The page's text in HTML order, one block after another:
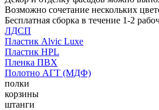
Возможно сочетание нескольких
Бесплатная сборка в течение 1-2
ЛДСП
Пластик Alvic Luxe
Пластик HPL
Пленка ПВХ
Полотно АГТ (МДФ)
полки
корзины
штанги